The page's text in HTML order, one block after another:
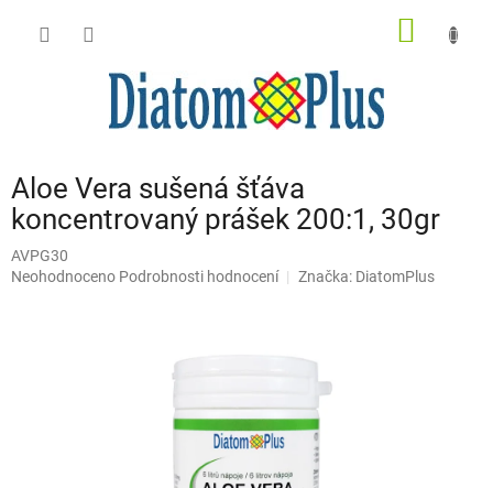
Aloe Vera sušená šťáva
koncentrovaný prášek 200:1, 30gr
AVPG30
Průměrné
Neohodnoceno Podrobnosti hodnocení Značka: DiatomPlus